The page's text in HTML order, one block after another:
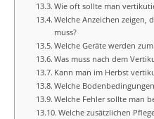
Wie oft sollte man
Welche Anzeichen zeigen,
muss?
Welche Geräte werden
Was muss nach dem
Kann man im Herbst
Welche
Welche Fehler sollte man
Welche zusätzlichen